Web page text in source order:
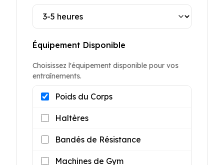
Équipement Disponible
Choisissez l'équipement disponible pour vos
entraînements.
Poids du Corps
Haltères
Bandés de Résistance
Machines de Gym